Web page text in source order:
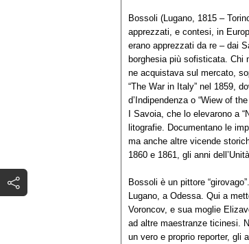
Bossoli (Lugano, 1815 –
apprezzati, e contesi, in
erano apprezzati da re – dai
borghesia più sofisticata. Chi
ne acquistava sul mercato,
“The War in Italy” nel 1859,
d’Indipendenza o “Wiew of the
I Savoia, che lo elevarono a
litografie. Documentano le
ma anche altre vicende
1860 e 1861, gli anni
Bossoli è un pittore
Lugano, a Odessa. Qui a
Voroncov, e sua moglie
ad altre maestranze ticinesi.
un vero e proprio reporter, gli